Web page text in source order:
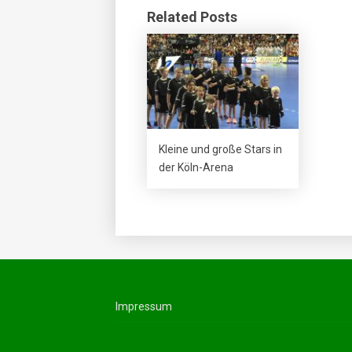
Related Posts
Kleine und große Stars in
der Köln-Arena
Impressum